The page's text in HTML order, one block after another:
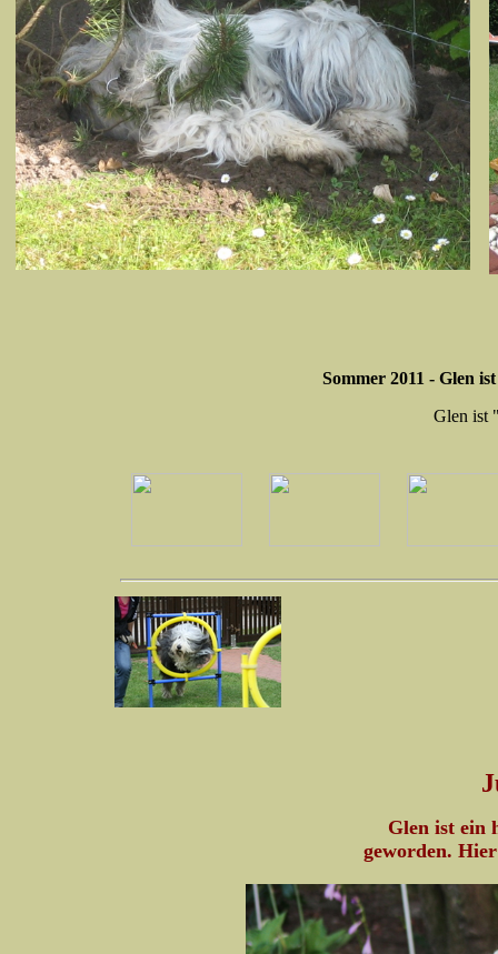
Sommer 2011 - Glen
Glen ist
Glen ist ein
geworden.